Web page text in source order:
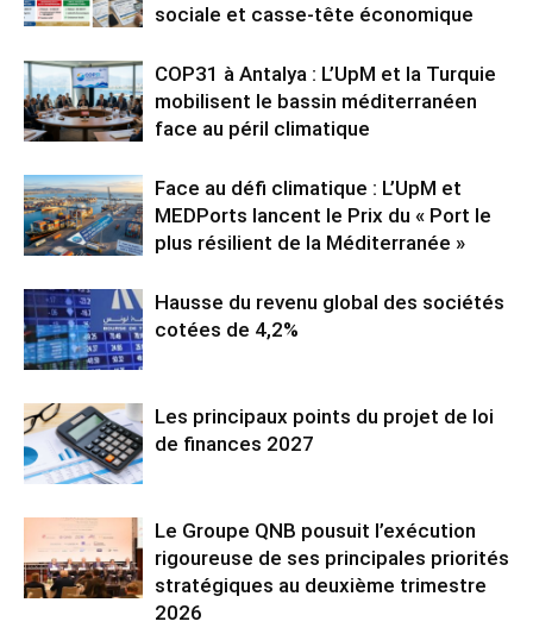
sociale et casse-tête économique
COP31 à Antalya : L’UpM et la Turquie
mobilisent le bassin méditerranéen
face au péril climatique
Face au défi climatique : L’UpM et
MEDPorts lancent le Prix du « Port le
plus résilient de la Méditerranée »
Hausse du revenu global des sociétés
cotées de 4,2%
Les principaux points du projet de loi
de finances 2027
Le Groupe QNB pousuit l’exécution
rigoureuse de ses principales priorités
stratégiques au deuxième trimestre
2026